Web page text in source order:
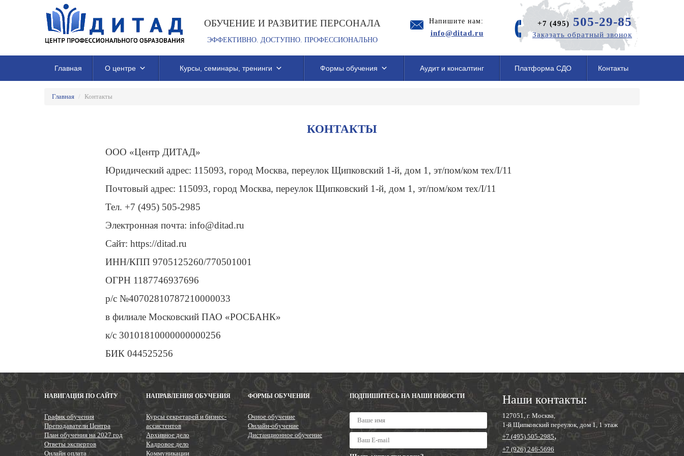
ОБУЧЕНИЕ И РАЗВИТИЕ ПЕРСОНАЛА
ЭФФЕКТИВНО. ДОСТУПНО. ПРОФЕССИОНАЛЬНО
Напишите нам:
info@ditad.ru
+7 (495) 505-29-85
Заказать обратный звонок
Главная О центре Курсы, семинары, тренинги Формы обучения Аудит и консалтинг Платформа СДО Контакты
Главная / Контакты
КОНТАКТЫ
ООО «Центр ДИТАД»
Юридический адрес: 115093, город Москва, переулок Щипковский 1-й, дом 1, эт/пом/ком тех/I/11
Почтовый адрес: 115093, город Москва, переулок Щипковский 1-й, дом 1, эт/пом/ком тех/I/11
Тел. +7 (495) 505-2985
Электронная почта: info@ditad.ru
Сайт: https://ditad.ru
ИНН/КПП 9705125260/770501001
ОГРН 1187746937696
р/с №40702810787210000033
в филиале Московский ПАО «РОСБАНК»
к/c 30101810000000000256
БИК 044525256
НАВИГАЦИЯ ПО САЙТУ
График обучения
Преподаватели Центра
План обучения на 2027 год
Ответы экспертов
Онлайн оплата
НАПРАВЛЕНИЯ ОБУЧЕНИЯ
Курсы секретарей и бизнес-
ассистентов
Архивное дело
Кадровое дело
Коммуникации
ФОРМЫ ОБУЧЕНИЯ
Очное обучение
Онлайн-обучение
Дистанционное обучение
ПОДПИШИТЕСЬ НА НАШИ НОВОСТИ Наши контакты:
127051, г. Москва,
1-й Щипковский переулок, дом 1, 1 этаж
+7 (495) 505-2985,
+7 (926) 246-5696